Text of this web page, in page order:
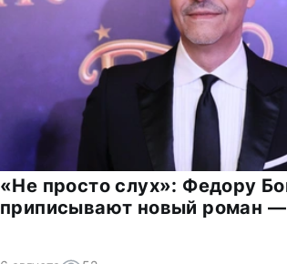
«Не просто слух»: Федору
приписывают новый роман